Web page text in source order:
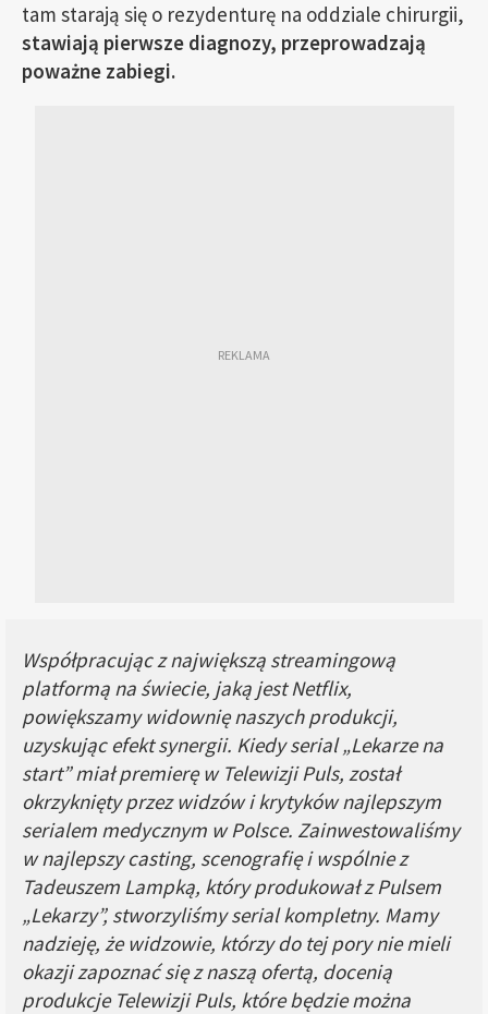
tam starają się o rezydenturę na oddziale chirurgii,
stawiają pierwsze diagnozy, przeprowadzają
poważne zabiegi.
Współpracując z największą streamingową
platformą na świecie, jaką jest Netflix,
powiększamy widownię naszych produkcji,
uzyskując efekt synergii. Kiedy serial „Lekarze na
start” miał premierę w Telewizji Puls, został
okrzyknięty przez widzów i krytyków najlepszym
serialem medycznym w Polsce. Zainwestowaliśmy
w najlepszy casting, scenografię i wspólnie z
Tadeuszem Lampką, który produkował z Pulsem
„Lekarzy”, stworzyliśmy serial kompletny. Mamy
nadzieję, że widzowie, którzy do tej pory nie mieli
okazji zapoznać się z naszą ofertą, docenią
produkcje Telewizji Puls, które będzie można